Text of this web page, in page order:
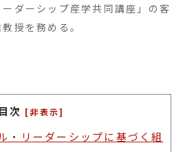
ーダーシップ産学共同講座」の客
教授を務める。
目次 [非表示]
・リーダーシップに基づく組